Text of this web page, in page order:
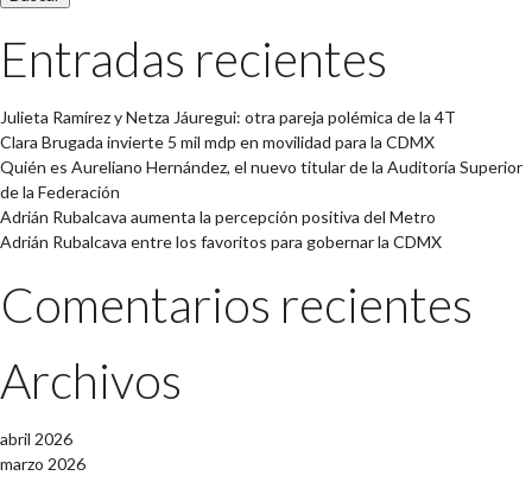
Entradas recientes
Julieta Ramírez y Netza Jáuregui: otra pareja polémica de la 4T
Clara Brugada invierte 5 mil mdp en movilidad para la CDMX
Quién es Aureliano Hernández, el nuevo titular de la Auditoría Superior
de la Federación
Adrián Rubalcava aumenta la percepción positiva del Metro
Adrián Rubalcava entre los favoritos para gobernar la CDMX
Comentarios recientes
Archivos
abril 2026
marzo 2026